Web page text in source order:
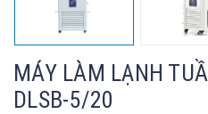
MÁY LÀM LẠNH
DLSB-5/20